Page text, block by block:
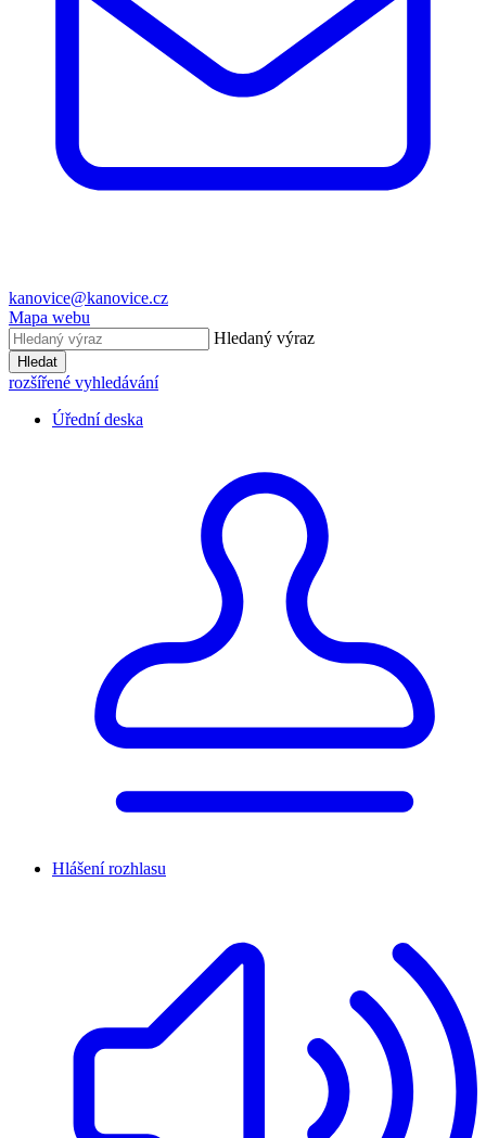
kanovice@kanovice.cz
Mapa webu
Hledaný výraz
Hledat
rozšířené vyhledávání
Úřední deska
Hlášení rozhlasu